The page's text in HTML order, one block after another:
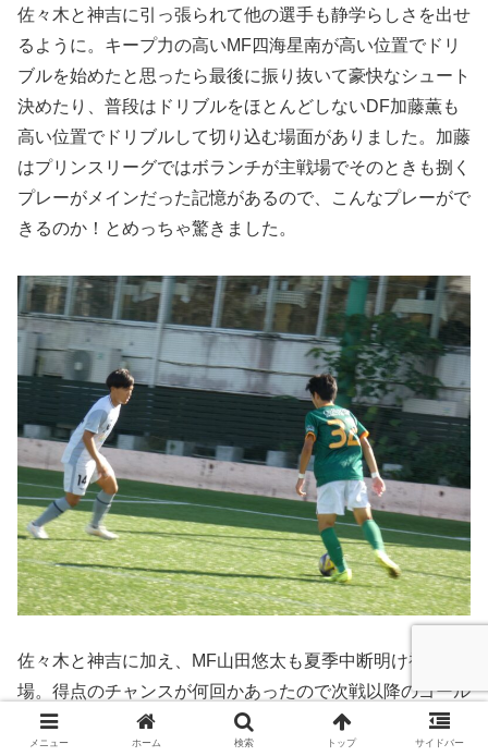
佐々木と神吉に引っ張られて他の選手も静学らしさを出せ
るように。キープ力の高いMF四海星南が高い位置でドリ
ブルを始めたと思ったら最後に振り抜いて豪快なシュート
決めたり、普段はドリブルをほとんどしないDF加藤薫も
高い位置でドリブルして切り込む場面がありました。加藤
はプリンスリーグではボランチが主戦場でそのときも捌く
プレーがメインだった記憶があるので、こんなプレーがで
きるのか！とめっちゃ驚きました。
佐々木と神吉に加え、MF山田悠太も夏季中断明け初出
場。得点のチャンスが何回かあったので次戦以降のゴール
に期待。
メニュー ホーム 検索 トップ サイドバー